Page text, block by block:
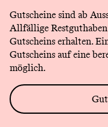
Gutscheine sind ab
Allfällige
Gutscheins erhalten.
Gutscheins auf eine
möglich.